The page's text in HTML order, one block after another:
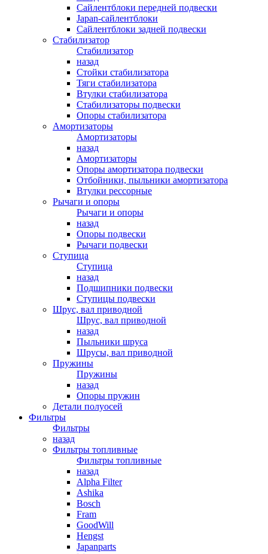
Сайлентблоки передней подвески
Japan-сайлентблоки
Сайлентблоки задней подвески
Стабилизатор
Стабилизатор
назад
Стойки стабилизатора
Тяги стабилизатора
Втулки стабилизатора
Стабилизаторы подвески
Опоры стабилизатора
Амортизаторы
Амортизаторы
назад
Амортизаторы
Опоры амортизатора подвески
Отбойники, пыльники амортизатора
Втулки рессорные
Рычаги и опоры
Рычаги и опоры
назад
Опоры подвески
Рычаги подвески
Ступица
Ступица
назад
Подшипники подвески
Ступицы подвески
Шрус, вал приводной
Шрус, вал приводной
назад
Пыльники шруса
Шрусы, вал приводной
Пружины
Пружины
назад
Опоры пружин
Детали полуосей
Фильтры
Фильтры
назад
Фильтры топливные
Фильтры топливные
назад
Alpha Filter
Ashika
Bosch
Fram
GoodWill
Hengst
Japanparts